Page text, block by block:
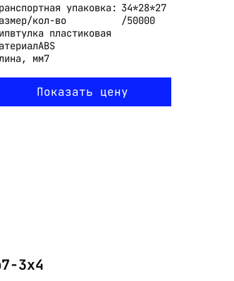
упаковка:
кол-во
34*28*27
/50000
втулка пластиковая
ABS
мм7
Показать цену
3x4